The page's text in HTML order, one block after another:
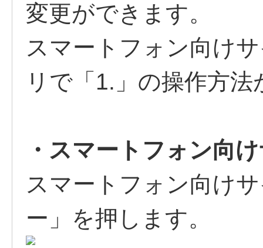
変更ができます。
スマートフォン向け
リで「1.」の操作方
・スマートフォン向
スマートフォン向け
ー」を押します。